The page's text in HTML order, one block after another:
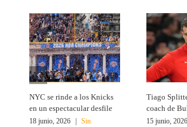
NYC se rinde a los Knicks
en un espectacular desfile
18 junio, 2026
Sin
Tiago
coach de
15 junio, 2026